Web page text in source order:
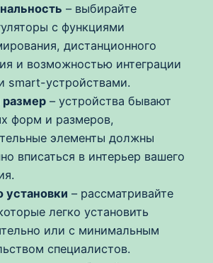
– выбирайте
с функциями
дистанционного
и возможностью интеграции
smart-устройствами.
размер – устройства бывают
форм и размеров,
элементы должны
вписаться в интерьер вашего
установки – рассматривайте
легко установить
или с минимальным
специалистов.